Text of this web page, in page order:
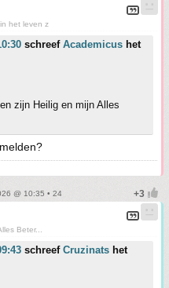
het leven z
schreef Academicus het
zijn Heilig en mijn Alles
@ 10:35 • 24
Beter...
schreef Cruzinats het